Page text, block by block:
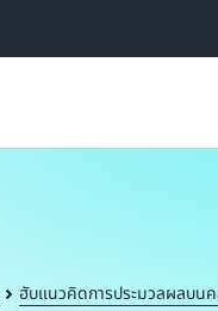
ฮับแนวคิดการประมวลผลบน